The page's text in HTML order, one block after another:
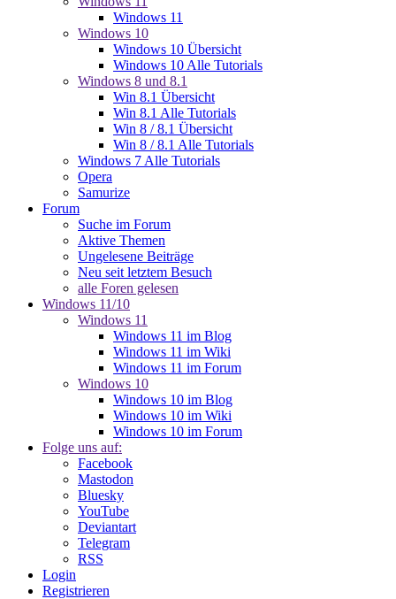
Windows 11
Windows 10
Windows 10 Übersicht
Windows 10 Alle Tutorials
Windows 8 und 8.1
Win 8.1 Übersicht
Win 8.1 Alle Tutorials
Win 8 / 8.1 Übersicht
Win 8 / 8.1 Alle Tutorials
Windows 7 Alle Tutorials
Opera
Samurize
Forum
Suche im Forum
Aktive Themen
Ungelesene Beiträge
Neu seit letztem Besuch
alle Foren gelesen
Windows 11/10
Windows 11
Windows 11 im Blog
Windows 11 im Wiki
Windows 11 im Forum
Windows 10
Windows 10 im Blog
Windows 10 im Wiki
Windows 10 im Forum
Folge uns auf:
Facebook
Mastodon
Bluesky
YouTube
Deviantart
Telegram
RSS
Login
Registrieren